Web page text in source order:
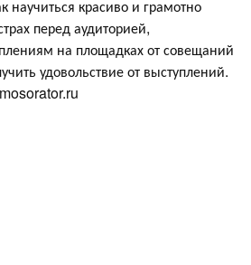
научиться красиво и грамотно
перед аудиторией,
на площадках от совещаний
удовольствие от выступлений.